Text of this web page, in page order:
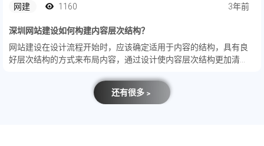
求...
网建 1160 3年前
深圳网站建设如何构建内容层次结构？
网站建设在设计流程开始时，应该确定适用于内容的结构，具有良
好层次结构的方式来布局内容，通过设计使内容层次结构更加清
还有很多﹥